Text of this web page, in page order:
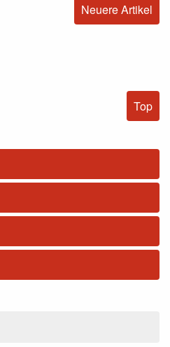
Neuere Artikel
Top